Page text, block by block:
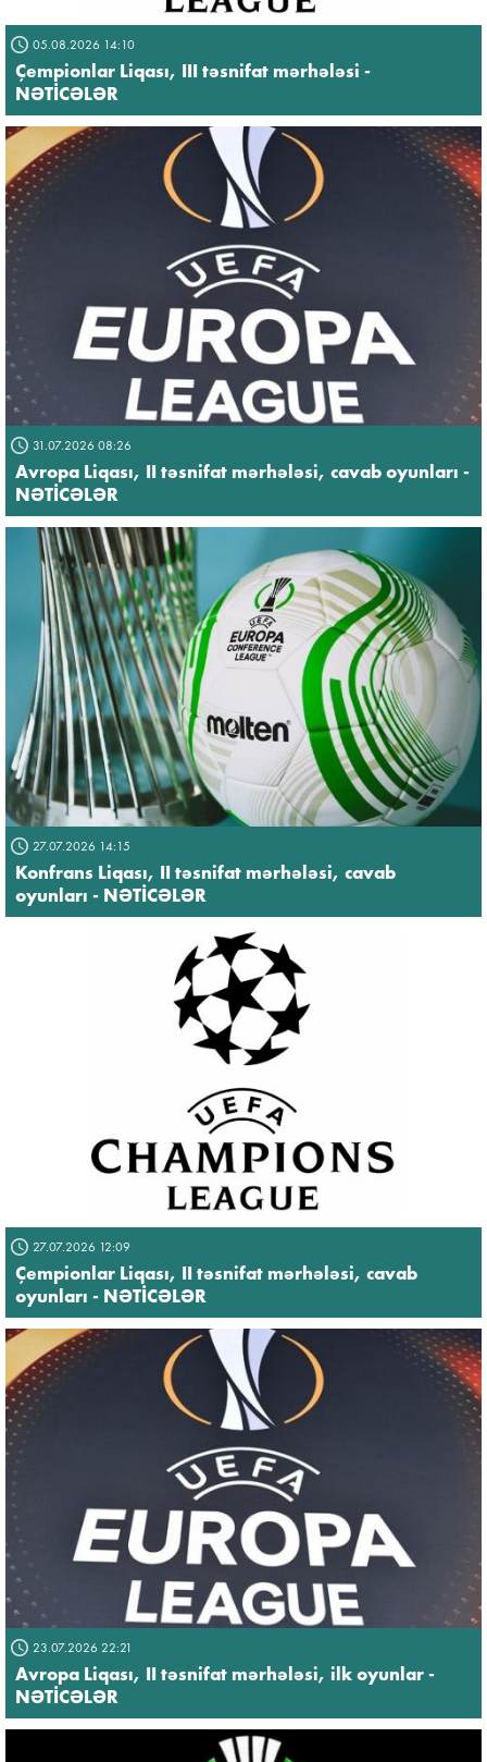
05.08.2026 14:10
Çempionlar Liqası, III təsnifat mərhələsi -
NƏTİCƏLƏR
31.07.2026 08:26
Avropa Liqası, II təsnifat mərhələsi, cavab oyunları -
NƏTİCƏLƏR
27.07.2026 14:15
Konfrans Liqası, II təsnifat mərhələsi, cavab
oyunları - NƏTİCƏLƏR
27.07.2026 12:09
Çempionlar Liqası, II təsnifat mərhələsi, cavab
oyunları - NƏTİCƏLƏR
23.07.2026 22:21
Avropa Liqası, II təsnifat mərhələsi, ilk oyunlar -
NƏTİCƏLƏR